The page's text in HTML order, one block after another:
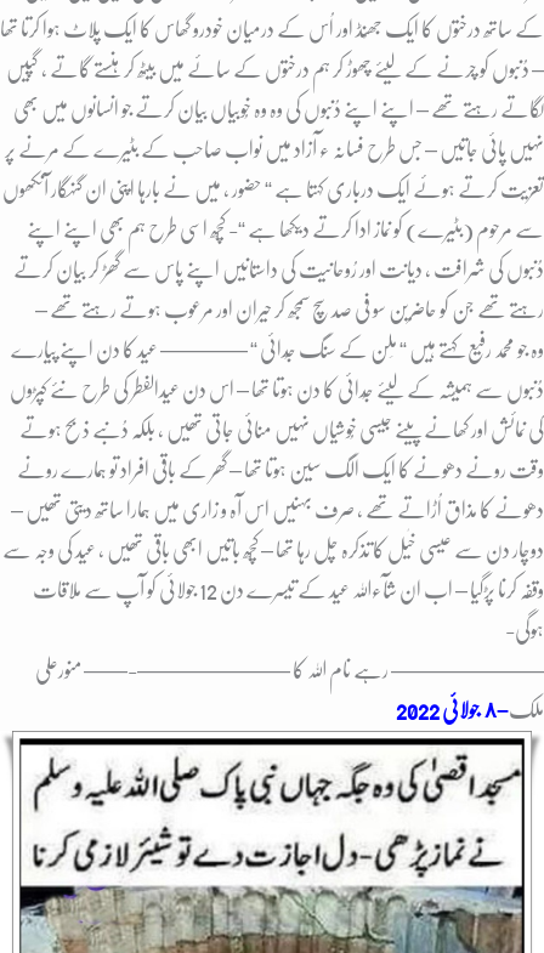
کے ساتھ درختوں کا ایک جھُنڈ اور اُس کے درمیان خودرو گھاس کا ایک پلاٹ ہوا کرتا تھا
– دُنبوں کو چرنے کے لیئے چھوڑ کر ہم درختوں کے سائے میں بیٹھ کر ہنستے گاتے ، گپیں
لگاتے رہتے تھے – اپنے اپنے دُنبوں کی وہ وہ خُوبیاں بیان کرتے جو انسانوں میں بھی
نہیں پائی جاتیں – جس طرح فسانہ ء آزاد میں نواب صاحب کے بٹیرے کے مرنے پر
تعزیت کرتے ہوئے ایک درباری کہتا ہے “ حضور ، میں نے بارہا اپنی ان گنہگار آنکھوں
سے مرحوم (بٹیرے) کو نماز ادا کرتے دیکھا ہے “- کُچھ اسی طرح ہم بھی اپنے اپنے
دُنبوں کی شرافت ، دیانت اور رُوحانیت کی داستانیں اپنے پاس سے گھڑ کر بیان کرتے
رہتے تھے جن کو حاضرین سو فی صد سچ سمجھ کر حیران اور مرعوب ہوتے رہتے تھے –
وہ جو محمد رفیع کہتے ہیں “ مِلن کے سنگ جُدائی “ ———— عید کا دن اپنے پیارے
دُنبوں سے ہمیشہ کے لیئے جُدائی کا دن ہوتا تھا – اس دن عیدالفطر کی طرح نئے کپڑوں
کی نمائش اور کھانے پینے جیسی خُوشیاں نہیں منائی جاتی تھیں ، بلکہ دُنبے ذبح ہوتے
وقت رونے دھونے کا ایک الگ سین ہوتا تھا – گھر کے باقی افراد تو ہمارے رونے
دھونے کا مذاق اُڑاتے تھے ، صرف بہنیں اس آہ و زاری میں ہمارا ساتھ دیتی تھیں –
دوچار دن سے عیسی خٰیل کا تذکرہ چل رہا تھا – کُچھ باتیں ابھی باقی تھیں ، عید کی وجہ سے
وقفہ کرنا پڑگیا – اب ان شآءاللہ عید کے تیسرے دن 12 جولائی کو آپ سے ملاقات
ہوگی-
——————— رہے نام اللہ کا ———————-—— منورعلی
ملک–٨ جولائی 2022